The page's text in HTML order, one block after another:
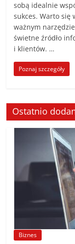
sobą idealnie
sukces. Warto się
ważnym
świetne źródło
i klientów. …
Poznaj szczegóły
Ostatnio
Biznes